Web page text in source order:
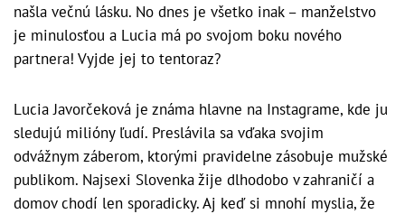
našla večnú lásku. No dnes je všetko inak – manželstvo
je minulosťou a Lucia má po svojom boku nového
partnera! Vyjde jej to tentoraz?
Lucia Javorčeková je známa hlavne na Instagrame, kde ju
sledujú milióny ľudí. Preslávila sa vďaka svojim
odvážnym záberom, ktorými pravidelne zásobuje mužské
publikom. Najsexi Slovenka žije dlhodobo v zahraničí a
domov chodí len sporadicky. Aj keď si mnohí myslia, že